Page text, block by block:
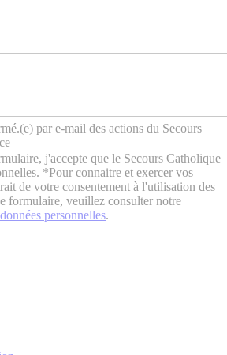
par e-mail des actions du Secours
j'accepte que le Secours Catholique
*Pour connaitre et exercer vos
de votre consentement à l'utilisation des
formulaire, veuillez consulter notre
personnelles.